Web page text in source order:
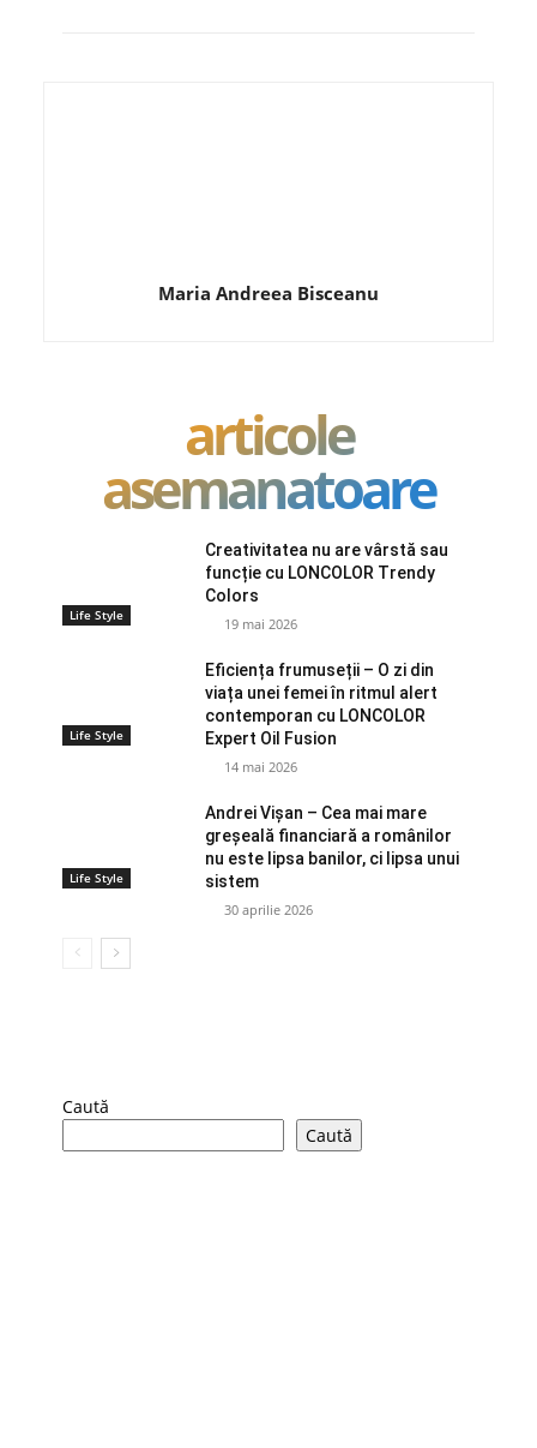
Maria Andreea Bisceanu
articole
asemanatoare
Life Style
Creativitatea nu are vârstă sau
funcție cu LONCOLOR Trendy
Colors
19 mai 2026
Life Style
Eficiența frumuseții – O zi din
viața unei femei în ritmul alert
contemporan cu LONCOLOR
Expert Oil Fusion
14 mai 2026
Life Style
Andrei Vișan – Cea mai mare
greșeală financiară a românilor
nu este lipsa banilor, ci lipsa unui
sistem
30 aprilie 2026
Caută
Caută